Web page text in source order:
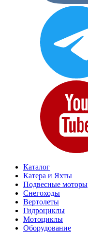
Каталог
Катера и Яхты
Подвесные моторы
Снегоходы
Вертолеты
Гидроциклы
Мотоциклы
Оборудование